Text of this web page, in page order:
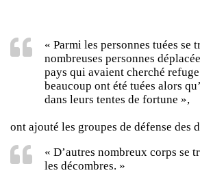
« Parmi les personnes tuées se
nombreuses personnes
pays qui avaient cherché
beaucoup ont été tuées alors
dans leurs tentes de fortune »,
ont ajouté les groupes de défense des
« D’autres nombreux corps se
les décombres. »